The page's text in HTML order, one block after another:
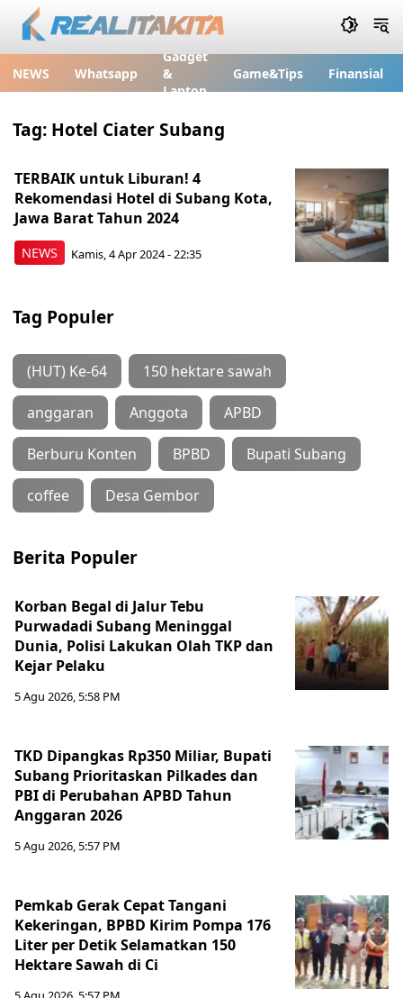
NEWS Whatsapp
Gadget
&
Laptop
Game&Tips Finansial
Tag: Hotel Ciater Subang
NEWS
TERBAIK untuk Liburan! 4
Rekomendasi Hotel di Subang Kota,
Jawa Barat Tahun 2024
Kamis, 4 Apr 2024 - 22:35
Tag Populer
(HUT) Ke-64 150 hektare sawah
anggaran Anggota APBD
Berburu Konten BPBD Bupati Subang
coffee Desa Gembor
Berita Populer
Korban Begal di Jalur Tebu
Purwadadi Subang Meninggal
Dunia, Polisi Lakukan Olah TKP dan
Kejar Pelaku
5 Agu 2026, 5:58 PM
TKD Dipangkas Rp350 Miliar, Bupati
Subang Prioritaskan Pilkades dan
PBI di Perubahan APBD Tahun
Anggaran 2026
5 Agu 2026, 5:57 PM
Pemkab Gerak Cepat Tangani
Kekeringan, BPBD Kirim Pompa 176
Liter per Detik Selamatkan 150
Hektare Sawah di Ci